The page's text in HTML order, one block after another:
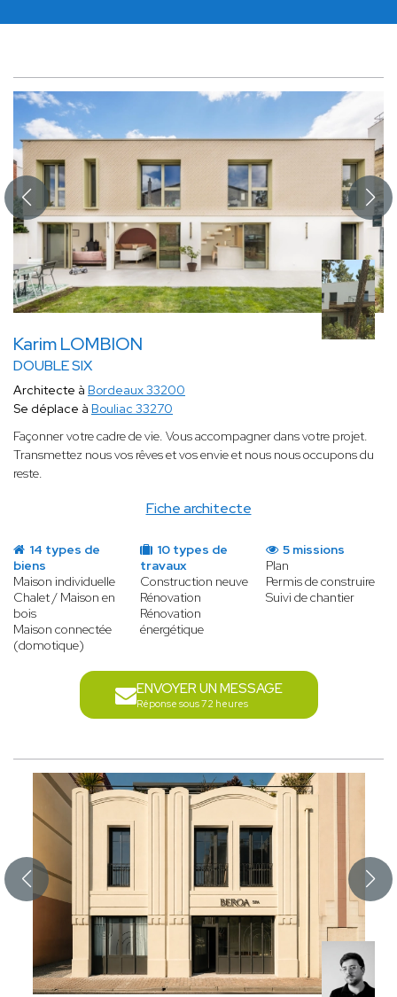
Karim LOMBION
DOUBLE SIX
Fiche architecte
Architecte à Bordeaux 33200
Se déplace à Bouliac 33270
Façonner votre cadre de vie. Vous accompagner dans votre projet.
Transmettez nous vos rêves et vos envie et nous nous occupons du
reste.
14 types de
biens
Maison individuelle
Chalet / Maison en
bois
Maison connectée
(domotique)
10 types de
travaux
Construction neuve
Rénovation
Rénovation
énergétique
5 missions
Plan
Permis de construire
Suivi de chantier
ENVOYER UN MESSAGE
Réponse sous 72 heures